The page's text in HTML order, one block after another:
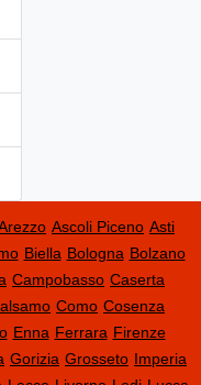
Ascoli Piceno Asti
Biella Bologna Bolzano
Campobasso Caserta
Como Cosenza
Enna Ferrara Firenze
Gorizia Grosseto Imperia